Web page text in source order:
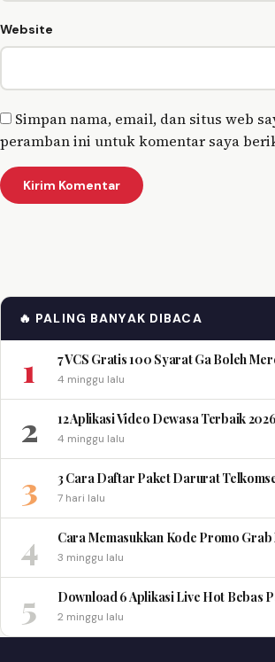
Website
Simpan nama, email, dan situs web
peramban ini untuk komentar saya
🔥 PALING BANYAK DIBACA
1 7 VCS Gratis 100 Syarat Ga Boleh
4 minggu lalu
2 12 Aplikasi Video Dewasa Terbaik 2026
4 minggu lalu
3 3 Cara Daftar Paket Darurat
7 hari lalu
4 Cara Memasukkan Kode Promo Grab
3 minggu lalu
5 Download 6 Aplikasi Live Hot Bebas
2 minggu lalu